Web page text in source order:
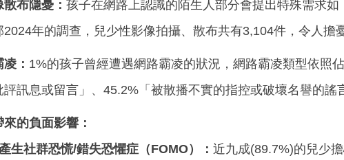
布隱憂： 孩子在網路上認識的陌生人部分會提出特殊需求
2024年的調查，兒少性影像拍攝、散布共有3,104件，令人擔
： 1%的孩子曾經遭遇網路霸凌的狀況，網路霸凌類型依照
評訊息或留言」、45.2%「被散播不實的指控或破壞名譽的謠
的負面影響：
產生社群恐慌/錯失恐懼症（FOMO）： 近九成(89.7%)的兒少